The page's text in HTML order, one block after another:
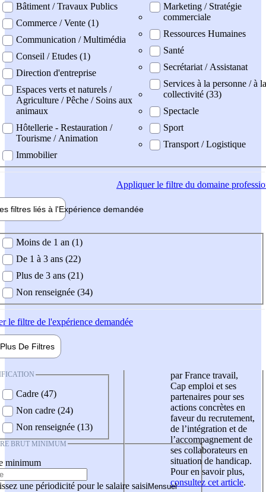
Bâtiment / Travaux Publics
Commerce / Vente (1)
Communication / Multimédia
Conseil / Etudes (1)
Direction d'entreprise
Espaces verts et naturels /
Agriculture / Pêche / Soins aux
animaux
Hôtellerie - Restauration /
Tourisme / Animation
Immobilier
Marketing / Stratégie
commerciale
Ressources Humaines
Santé
Secrétariat / Assistanat
Services à la personne / à la
collectivité (33)
Spectacle
Sport
Transport / Logistique
Appliquerle filtre du domaine
filtres liés à l'Expérience demandée
demandée
Moins de 1 an (1)
De 1 à 3 ans (22)
Plus de 3 ans (21)
Non renseignée (34)
le filtre de l'expérience demandée
Plus De Filtres
Cadre (47)
Non cadre (24)
Non renseignée (13)
BRUT MINIMUM
minimum
une périodicité pour le salaire saisi
par France travail,
Cap emploi et ses
partenaires pour ses
actions concrètes en
faveur du recrutement,
de l’intégration et de
l’accompagnement de
ses collaborateurs en
situation de handicap.
Pour en savoir plus,
consultez cet article.